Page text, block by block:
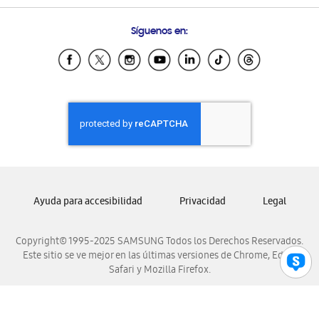
Samsung Ecuador
Samsung El Salvador
Samsung Honduras
Samsung Nicaragua
Samsung Panamá
Samsung Venezuela
Síguenos en:
Copyright© 1995-2025 SAMSUNG Todos los Derechos Reservados.
Este sitio se ve mejor en las últimas versiones de Chrome, Edge,
Safari y Mozilla Firefox.
Ayuda para accesibilidad Privacidad Legal